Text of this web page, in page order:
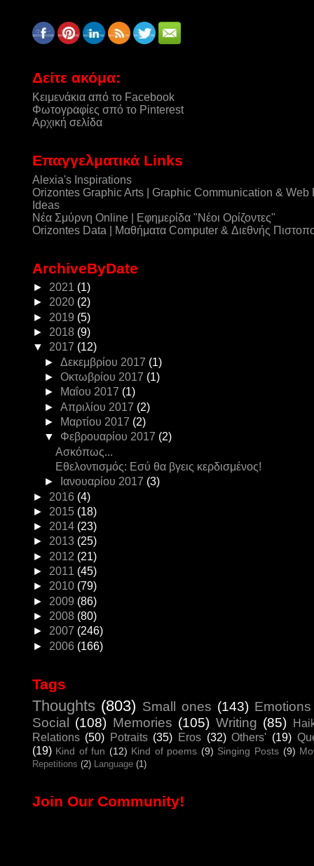
Δείτε ακόμα:
Κειμενάκια από το Facebook
Φωτογραφίες σπό το Pinterest
Αρχική σελίδα
Επαγγελματικά Links
Alexia's Inspirations
Orizontes Graphic Arts | Graphic Communication & Web
Ideas
Νέα Σμύρνη Online | Εφημερίδα "Νέοι Ορίζοντες"
Orizontes Data | Μαθήματα Computer & Διεθνής
ArchiveByDate
► 2021 (1)
► 2020 (2)
► 2019 (5)
► 2018 (9)
▼ 2017 (12)
► Δεκεμβρίου 2017 (1)
► Οκτωβρίου 2017 (1)
►
Μαΐου 2017 (1)
► Απριλίου 2017 (2)
►
Μαρτίου 2017 (2)
▼ Φεβρουαρίου 2017 (2)
Ασκόπως...
Εθελοντισμός: Εσύ θα βγεις κερδισμένος!
►
Ιανουαρίου 2017 (3)
► 2016 (4)
► 2015 (18)
► 2014 (23)
► 2013 (25)
► 2012 (21)
► 2011 (45)
► 2010 (79)
► 2009 (86)
► 2008 (80)
► 2007 (246)
► 2006 (166)
Tags
Thoughts (803) Small ones (143) Emotions
Social
(108) Memories (105) Writing (85)
Relations (50) Potraits (35) Eros (32) Others' (19)
(19) Kind of fun (12) Kind of poems (9) Singing Posts (9)
Repetitions (2) Language (1)
Join Our Community!